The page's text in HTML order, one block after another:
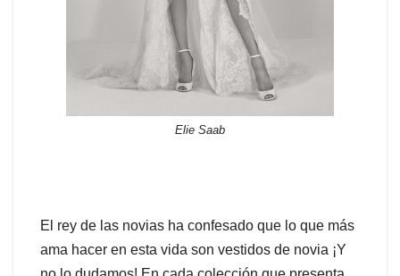
Elie Saab
El rey de las novias ha confesado que lo que más
ama hacer en esta vida son vestidos de novia ¡Y